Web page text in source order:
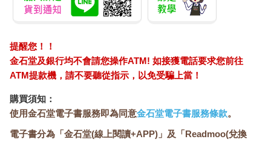
提醒您！！
金石堂及銀行均不會請您操作ATM! 如接獲電話要求您前往
ATM提款機，請不要聽從指示，以免受騙上當！
購買須知：
使用金石堂電子書服務即為同意金石堂電子書服務條款。
電子書分為「金石堂(線上閱讀+APP)」及「Readmoo(兌換